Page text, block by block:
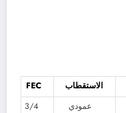
الاستقطاب
FEC
عمودي 3/4